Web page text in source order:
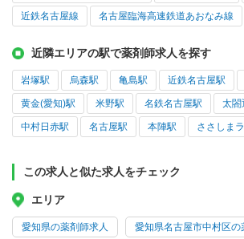
近鉄名古屋線 名古屋臨海高速鉄道あおなみ線
近隣エリアの駅で薬剤師求人を探す
岩塚駅 烏森駅 亀島駅 近鉄名古屋駅
黄金(愛知)駅 米野駅 名鉄名古屋駅 太閤
中村日赤駅 名古屋駅 本陣駅 ささしま
この求人と似た求人をチェック
エリア
愛知県の薬剤師求人 愛知県名古屋市中村区の